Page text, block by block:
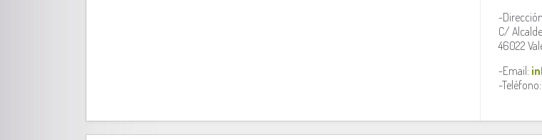
-
C/
46022
-Email:
-Teléfono: